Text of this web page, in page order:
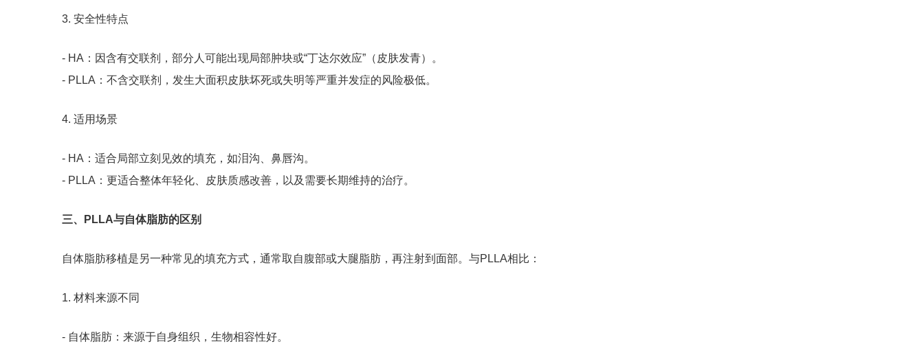
3. 安全性特点
- HA：因含有交联剂，部分人可能出现局部肿块或“丁达尔效应”（皮肤发青）。
- PLLA：不含交联剂，发生大面积皮肤坏死或失明等严重并发症的风险极低。
4. 适用场景
- HA：适合局部立刻见效的填充，如泪沟、鼻唇沟。
- PLLA：更适合整体年轻化、皮肤质感改善，以及需要长期维持的治疗。
三、PLLA与自体脂肪的区别
自体脂肪移植是另一种常见的填充方式，通常取自腹部或大腿脂肪，再注射到面部。与PLLA相比：
1. 材料来源不同
- 自体脂肪：来源于自身组织，生物相容性好。